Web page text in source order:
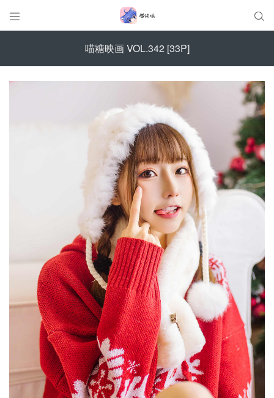
 
喵糖映画 VOL.342 [33P]